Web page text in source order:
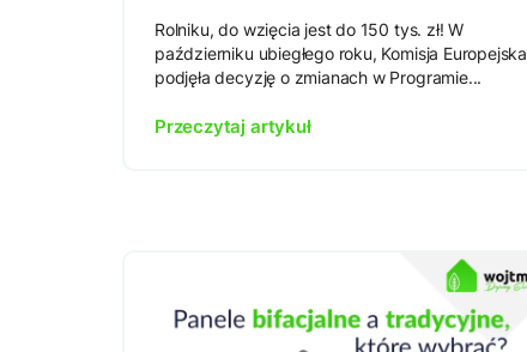
Rolniku, do wzięcia jest do 150 tys. zł! W
październiku ubiegłego roku, Komisja Europejska
podjęła decyzję o zmianach w Programie...
Przeczytaj artykuł